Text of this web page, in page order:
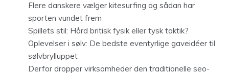
Flere danskere vælger kitesurfing og sådan har
sporten vundet frem
Spillets stil: Hård britisk fysik eller tysk taktik?
Oplevelser i sølv: De bedste eventyrlige gaveidéer til
sølvbrylluppet
Derfor dropper virksomheder den traditionelle seo-